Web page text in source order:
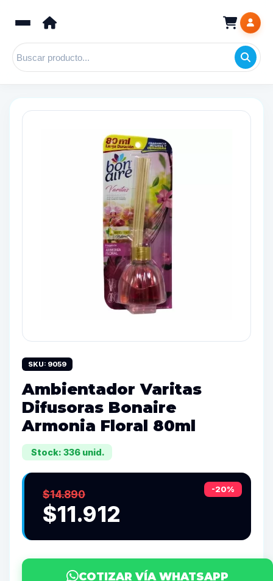
SKU: 9059
Ambientador Varitas
Difusoras Bonaire
Armonia Floral 80ml
Stock: 336 unid.
-20%
$14.890
$11.912
COTIZAR VÍA WHATSAPP